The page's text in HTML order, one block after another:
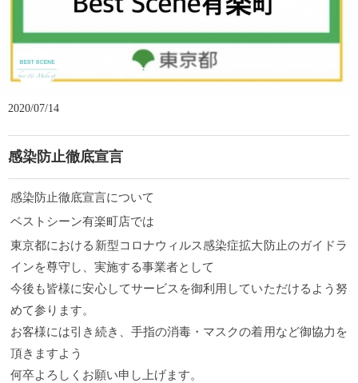
ベストシーン新浦安店
2020/07/14
感染防止徹底宣言
感染防止徹底宣言について
ベストシーン有楽町店では
東京都における新型コロナウィルス感染症拡大防止のガイドラ
インを尊守し、実施する事業者として
今後も皆様に安心してサービスを御利用していただけるよう努
めて参ります。
お客様には引き続き、手指の消毒・マスクの着用など御協力を
頂きますよう
何卒よろしくお願い申し上げます。